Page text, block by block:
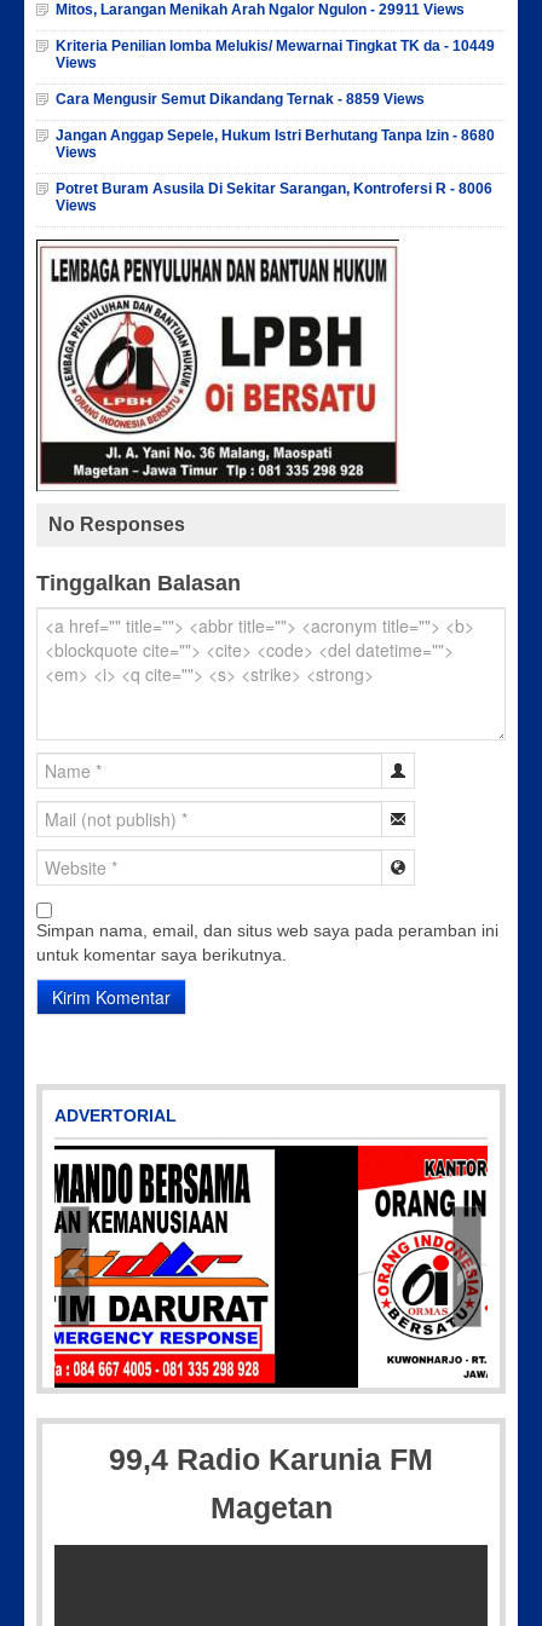
Mitos, Larangan Menikah Arah Ngalor Ngulon - 29911 Views
Kriteria Penilian lomba Melukis/ Mewarnai Tingkat TK da - 10449
Views
Cara Mengusir Semut Dikandang Ternak - 8859 Views
Jangan Anggap Sepele, Hukum Istri Berhutang Tanpa Izin - 8680
Views
Potret Buram Asusila Di Sekitar Sarangan, Kontrofersi R - 8006
Views
No Responses
Tinggalkan Balasan
Simpan nama, email, dan situs web saya pada peramban ini
untuk komentar saya berikutnya.
ADVERTORIAL
Picsart_23-04-12_11-55-35-604
99,4 Radio Karunia FM
Magetan